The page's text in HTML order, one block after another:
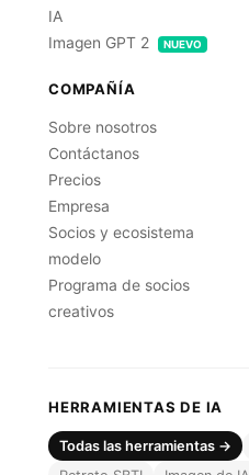
IA
Imagen GPT 2
NUEVO
COMPAÑÍA
Sobre nosotros
Contáctanos
Precios
Empresa
Socios y ecosistema
modelo
Programa de socios
creativos
HERRAMIENTAS DE IA
Todas las herramientas →